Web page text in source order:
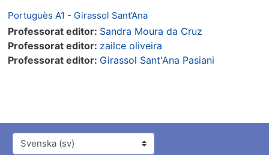
Portuguès A1 - Girassol Sant’Ana
Professorat editor: Sandra Moura da Cruz
Professorat editor: zailce oliveira
Professorat editor: Girassol Sant'Ana Pasiani
Språk